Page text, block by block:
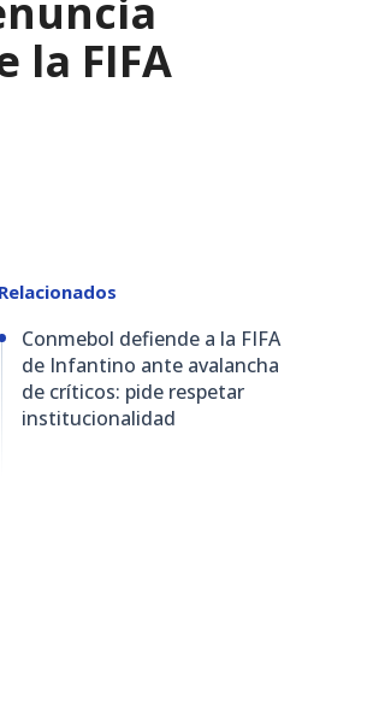
la FIFA
Relacionados
Conmebol defiende a la FIFA
de Infantino ante avalancha
de críticos: pide respetar
institucionalidad